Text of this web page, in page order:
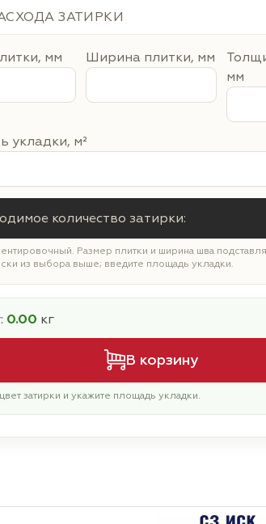
ЗАТИРКИ
мм Ширина плитки, мм
мм
укладки, м²
количество затирки:
Размер плитки и ширина шва
из выбора выше; введите площадь укладки.
0.00 кг
В корзину
затирки и укажите площадь укладки.